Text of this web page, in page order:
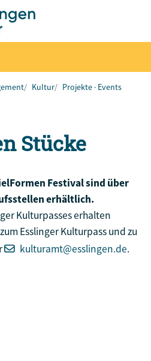
Kultur
Projekte · Events
Stücke
Festival sind über
erhältlich.
Kulturpasses erhalten
Esslinger Kulturpass und zu
kulturamt@esslingen.de.